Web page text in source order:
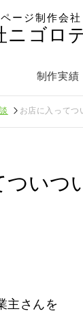
ージ制作会社
ニゴロ
制作実績
お店に入ってつ
ついつ
主さんを